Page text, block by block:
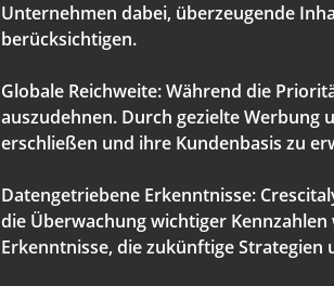
Unternehmen dabei, überzeugende
berücksichtigen.
Globale Reichweite: Während die
auszudehnen. Durch gezielte
erschließen und ihre Kundenbasis zu
Datengetriebene Erkenntnisse:
die Überwachung wichtiger
Erkenntnisse, die zukünftige